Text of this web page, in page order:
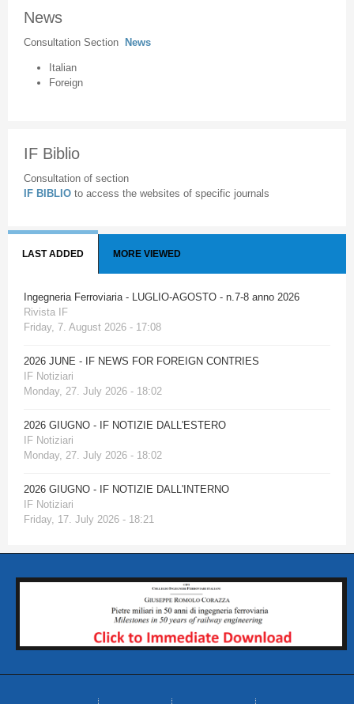
News
Consultation Section News
Italian
Foreign
IF Biblio
Consultation of section
IF BIBLIO to access the websites of specific journals
LAST ADDED MORE VIEWED
Ingegneria Ferroviaria - LUGLIO-AGOSTO - n.7-8 anno 2026
Rivista IF
Friday, 7. August 2026 - 17:08
2026 JUNE - IF NEWS FOR FOREIGN CONTRIES
IF Notiziari
Monday, 27. July 2026 - 18:02
2026 GIUGNO - IF NOTIZIE DALL'ESTERO
IF Notiziari
Monday, 27. July 2026 - 18:02
2026 GIUGNO - IF NOTIZIE DALL'INTERNO
IF Notiziari
Friday, 17. July 2026 - 18:21